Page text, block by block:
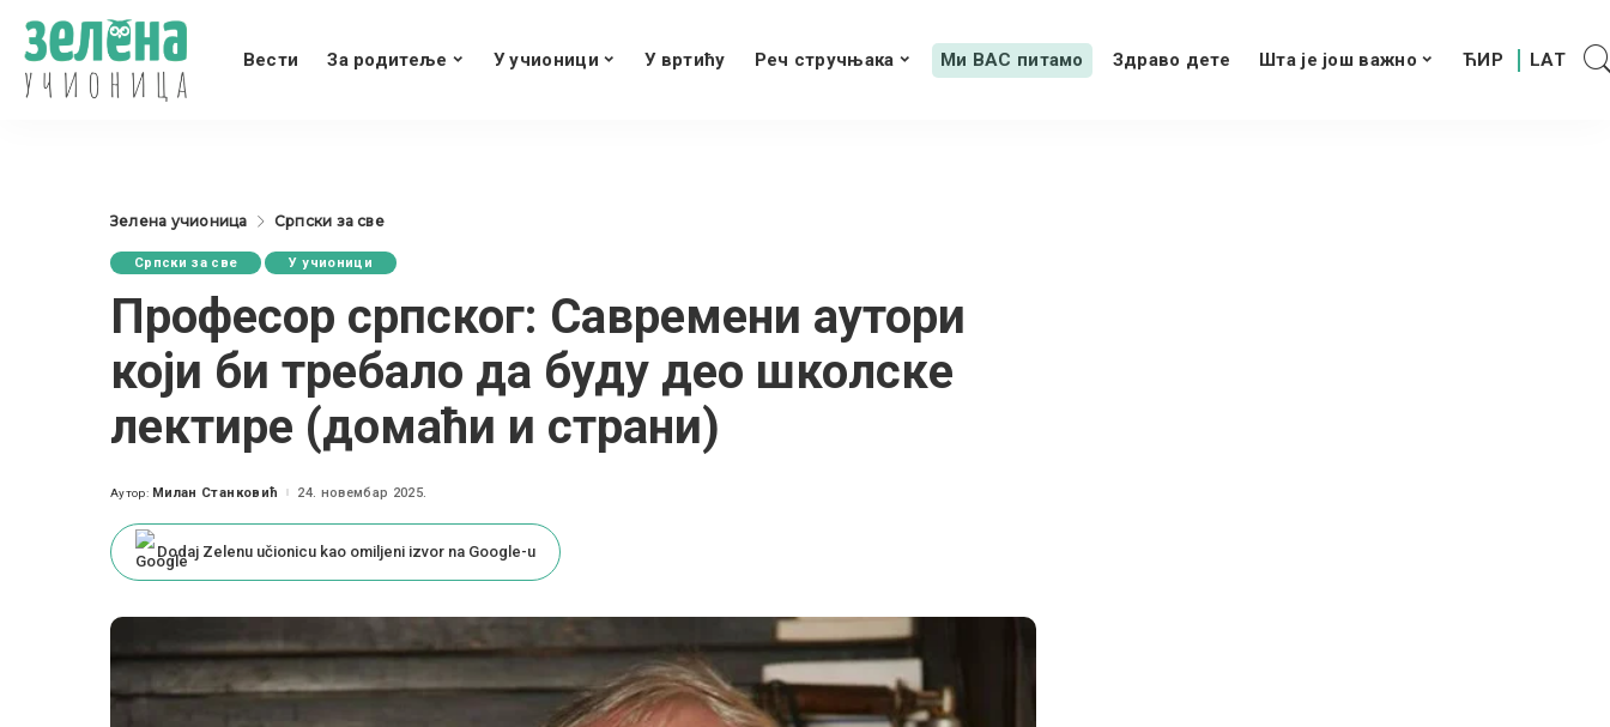
Вести За родитеље У учионици У вртићу Реч стручњака Ми ВАС питамо Здраво дете Шта је још важно
Зелена учионица Српски за све
Српски за све У учионици
Професор српског: Савремени аутори
који би требало да буду део школске
лектире (домаћи и страни)
Posted
Аутор: Милан Станковић 24. новембар 2025.
Dodaj Zelenu učionicu kao omiljeni izvor na Google-u